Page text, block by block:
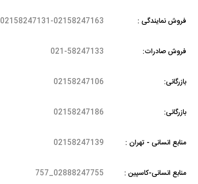
فروش نمایندگی : 02158247131-02158247163
فروش صادرات: 021-58247133
بازرگانی: 02158247106
بازرگانی: 02158247186
منابع انسانی - تهران : 02158247139
منابع انسانی-کاسپین : 02888247755_757